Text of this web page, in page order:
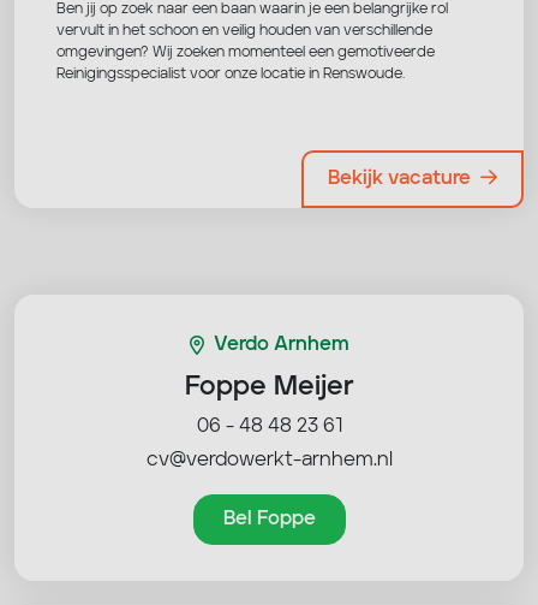
Ben jij op zoek naar een baan waarin je een belangrijke rol
vervult in het schoon en veilig houden van verschillende
omgevingen? Wij zoeken momenteel een gemotiveerde
Reinigingsspecialist voor onze locatie in Renswoude.
Bekijk vacature
Verdo Arnhem
Foppe Meijer
06 - 48 48 23 61
cv@verdowerkt-arnhem.nl
Bel Foppe